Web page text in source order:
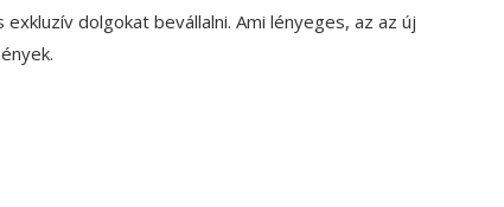
dolgokat bevállalni. Ami lényeges, az az új